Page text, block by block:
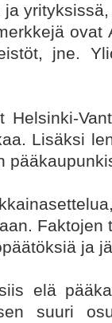
ovat
jne.
Helsinki-
Lisäksi
ja
elä
suuri